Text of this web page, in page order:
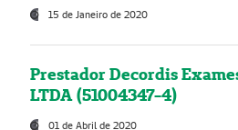
15 de Janeiro de 2020
Prestador Decordis
LTDA (51004347-4)
01 de Abril de 2020